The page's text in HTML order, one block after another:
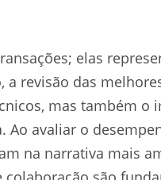
elas
revisão das
mas também o
avaliar o
na narrativa mais